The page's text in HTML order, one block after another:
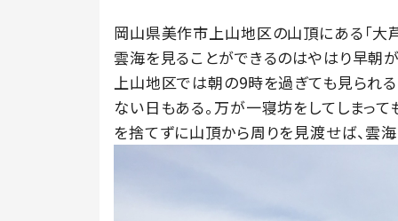
岡山県美作市上山地区の山頂にある「大
雲海を見ることができるのはやはり早
上山地区では朝の9時を過ぎても見られ
ない日もある。万が一寝坊をしてしまっ
を捨てずに山頂から周りを見渡せば、雲